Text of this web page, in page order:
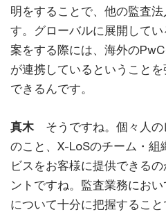
明をすることで、他の監査
す。グローバルに展開して
案をする際には、海外の
が連携しているということ
できるんです。
真木そうですね。個々人の
のこと、X-LoSのチーム・組
ビスをお客様に提供できる
ントですね。監査業務にお
について十分に把握するこ